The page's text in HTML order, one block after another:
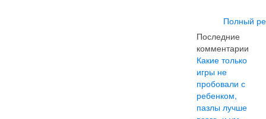
Полный
Последние
комментарии
Какие только
игры не
пробовали с
ребенком,
пазлы лучше